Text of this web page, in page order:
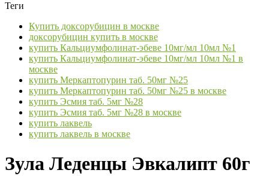
Теги
Купить доксорубицин в москве
доксорубицин купить в москве
купить Кальциумфолинат-эбеве 10мг/мл 10мл №1
купить Кальциумфолинат-эбеве 10мг/мл 10мл №1 в
москве
купить Меркаптопурин таб. 50мг №25
купить Меркаптопурин таб. 50мг №25 в москве
купить Эсмия таб. 5мг №28
купить Эсмия таб. 5мг №28 в москве
купить лаквель
купить лаквель в москве
Зула Леденцы Эвкалипт 60г